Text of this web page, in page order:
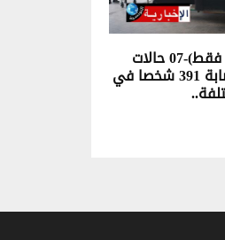
(خلال يوم فقط)-07 حالات
وفاة و اصابة 391 شخصا في